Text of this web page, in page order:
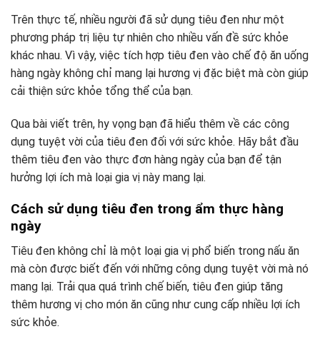
Trên thực tế, nhiều người đã sử dụng tiêu đen như một
phương pháp trị liệu tự nhiên cho nhiều vấn đề sức khỏe
khác nhau. Vì vậy, việc tích hợp tiêu đen vào chế độ ăn uống
hàng ngày không chỉ mang lại hương vị đặc biệt mà còn giúp
cải thiện sức khỏe tổng thể của bạn.
Qua bài viết trên, hy vọng bạn đã hiểu thêm về các công
dụng tuyệt vời của tiêu đen đối với sức khỏe. Hãy bắt đầu
thêm tiêu đen vào thực đơn hàng ngày của bạn để tận
hưởng lợi ích mà loại gia vị này mang lại.
Cách sử dụng tiêu đen trong ẩm thực hàng
ngày
Tiêu đen không chỉ là một loại gia vị phổ biến trong nấu ăn
mà còn được biết đến với những công dụng tuyệt vời mà nó
mang lại. Trải qua quá trình chế biến, tiêu đen giúp tăng
thêm hương vị cho món ăn cũng như cung cấp nhiều lợi ích
sức khỏe.